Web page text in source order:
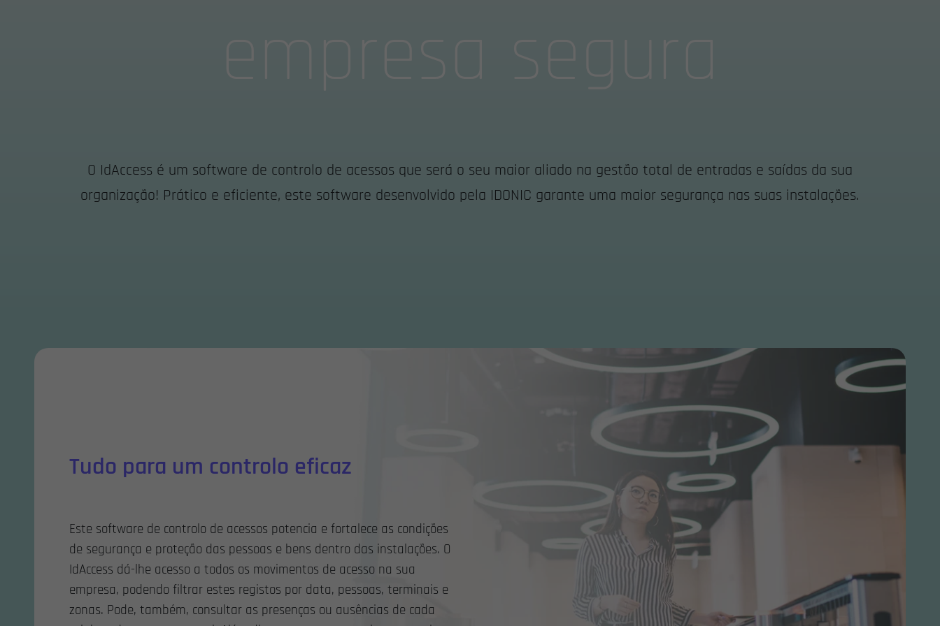
O IdAccess é um software de controlo de acessos que será o seu maior aliado na gestão total de entradas e saídas da sua
organização! Prático e eficiente, este software desenvolvido pela IDONIC garante uma maior segurança nas suas instalações.
Tudo para um controlo eficaz
Este software de controlo de acessos potencia e fortalece as condições
de segurança e proteção das pessoas e bens dentro das instalações. O
IdAccess dá-lhe acesso a todos os movimentos de acesso na sua
empresa, podendo filtrar estes registos por data, pessoas, terminais e
zonas. Pode, também, consultar as presenças ou ausências de cada